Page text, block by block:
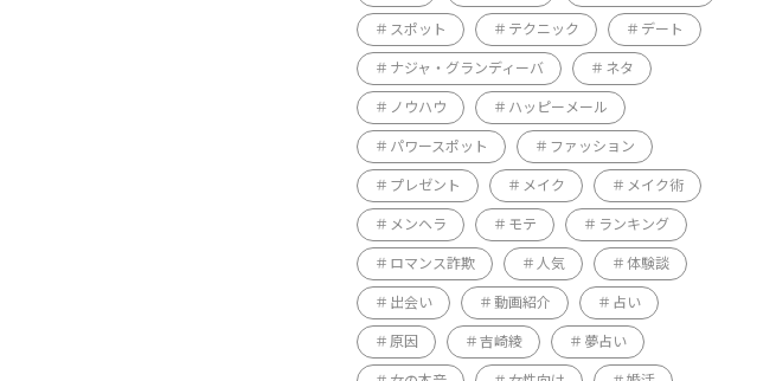
スポット テクニック デート
ナジャ・グランディーバ ネタ
ノウハウ ハッピーメール
パワースポット ファッション
プレゼント メイク メイク術
メンヘラ モテ ランキング
ロマンス詐欺 人気 体験談
出会い 動画紹介 占い
原因 吉崎綾 夢占い